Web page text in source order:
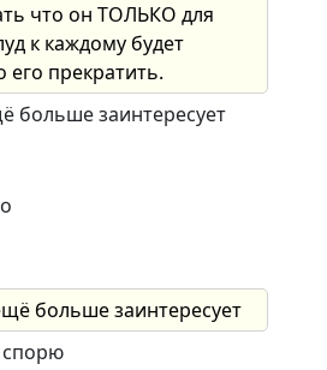
что он ТОЛЬКО для
к каждому будет
его прекратить.
больше заинтересует
больше заинтересует
спорю